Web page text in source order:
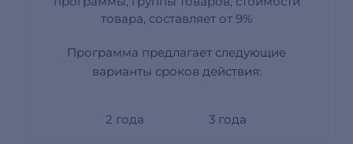
товара, составляет от 9%
Программа предлагает следующие
варианты сроков действия:
2 года 3 года